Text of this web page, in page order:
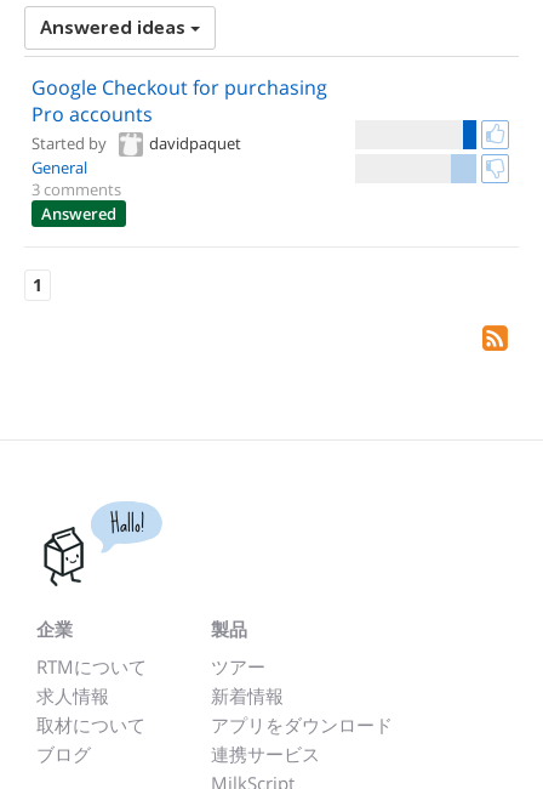
Answered ideas
Google Checkout for purchasing
Pro accounts
Started by
davidpaquet
General
3 comments
Answered
1
Hallo!
企業
RTMについて
求人情報
取材について
ブログ
製品
ツアー
新着情報
アプリをダウンロード
連携サービス
MilkScript